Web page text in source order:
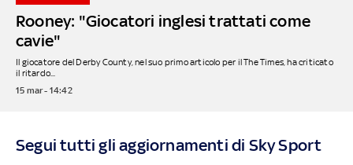
Rooney: "Giocatori inglesi trattati come
cavie"
Il giocatore del Derby County, nel suo primo articolo per il The Times, ha criticato
il ritardo...
15 mar - 14:42
Segui tutti gli aggiornamenti di Sky Sport